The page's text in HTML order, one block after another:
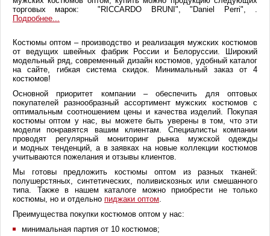
торговых марок: "RICCARDO BRUNI", "Daniel Perri", .
Подробнее...
Костюмы оптом – производство и реализация мужских костюмов
от ведущих швейных фабрик России и Белоруссии. Широкий
модельный ряд, современный дизайн костюмов, удобный каталог
на сайте, гибкая система скидок. Минимальный заказ от 4
костюмов!
Основной приоритет компании – обеспечить для оптовых
покупателей разнообразный ассортимент мужских костюмов с
оптимальным соотношением цены и качества изделий. Покупая
костюмы оптом у нас, вы можете быть уверены в том, что эти
модели понравятся вашим клиентам. Специалисты компании
проводят регулярный мониторинг рынка мужской одежды
и модных тенденций, а в заявках на новые коллекции костюмов
учитываются пожелания и отзывы клиентов.
Мы готовы предложить костюмы оптом из разных тканей:
полушерстяных, синтетических, поливискозных или смешанного
типа. Также в нашем каталоге можно приобрести не только
костюмы, но и отдельно пиджаки оптом.
Преимущества покупки костюмов оптом у нас:
минимальная партия от 10 костюмов;